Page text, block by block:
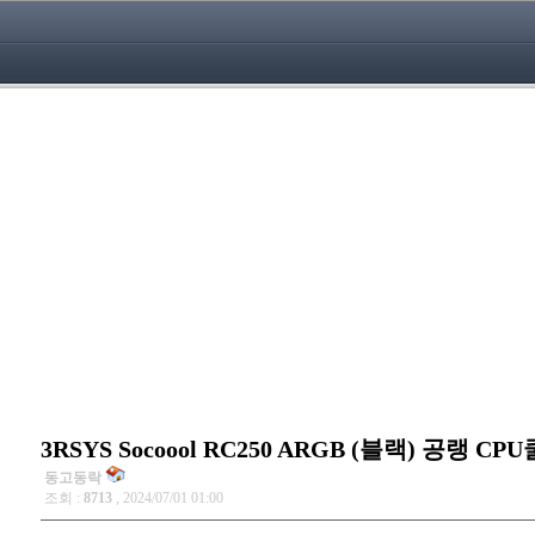
3RSYS Socoool RC250 ARGB (블랙) 공랭 CPU
동고동락
조회 : 8713 , 2024/07/01 01:00